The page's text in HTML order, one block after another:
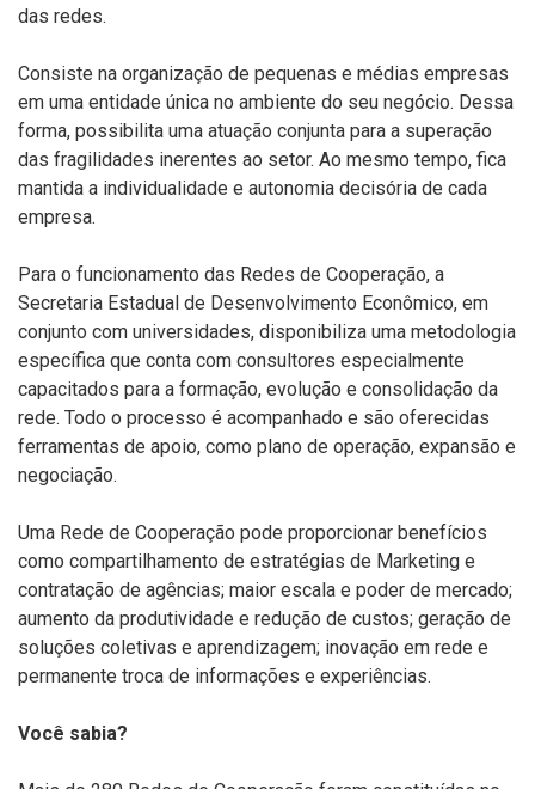
das redes.
Consiste na organização de pequenas e médias empresas
em uma entidade única no ambiente do seu negócio. Dessa
forma, possibilita uma atuação conjunta para a superação
das fragilidades inerentes ao setor. Ao mesmo tempo, fica
mantida a individualidade e autonomia decisória de cada
empresa.
Para o funcionamento das Redes de Cooperação, a
Secretaria Estadual de Desenvolvimento Econômico, em
conjunto com universidades, disponibiliza uma metodologia
específica que conta com consultores especialmente
capacitados para a formação, evolução e consolidação da
rede. Todo o processo é acompanhado e são oferecidas
ferramentas de apoio, como plano de operação, expansão e
negociação.
Uma Rede de Cooperação pode proporcionar benefícios
como compartilhamento de estratégias de Marketing e
contratação de agências; maior escala e poder de mercado;
aumento da produtividade e redução de custos; geração de
soluções coletivas e aprendizagem; inovação em rede e
permanente troca de informações e experiências.
Você sabia?